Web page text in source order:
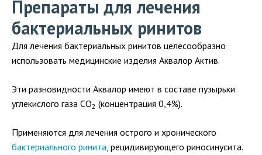
Препараты для лечения
бактериальных ринитов
Для лечения бактериальных ринитов целесообразно
использовать медицинские изделия Аквалор Актив.
Эти разновидности Аквалор имеют в составе пузырьки
углекислого газа CO2 (концентрация 0,4%).
Применяются для лечения острого и хронического
бактериального ринита, рецидивирующего риносинусита.